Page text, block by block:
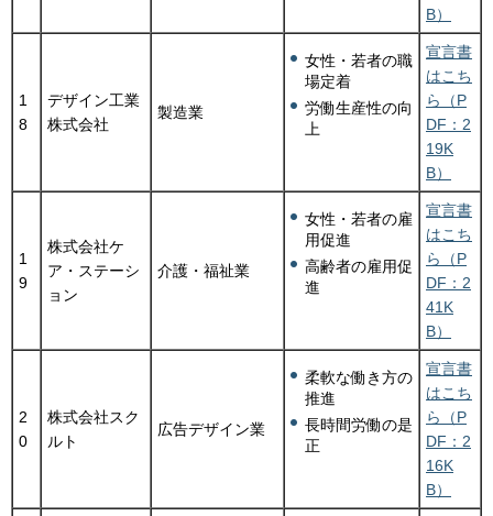
B）
1
8
デザイン工業
株式会社
製造業
女性・若者の職
場定着
労働生産性の向
上
宣言書
はこち
ら（P
DF：2
19K
B）
1
9
株式会社ケ
ア・ステーシ
ョン
介護・福祉業
女性・若者の雇
用促進
高齢者の雇用促
進
宣言書
はこち
ら（P
DF：2
41K
B）
2
0
株式会社スク
ルト
広告デザイン業
柔軟な働き方の
推進
長時間労働の是
正
宣言書
はこち
ら（P
DF：2
16K
B）